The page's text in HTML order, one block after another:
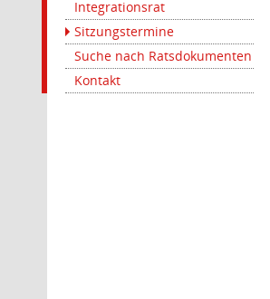
Integrationsrat
Sitzungstermine
Suche nach Ratsdokumenten
Kontakt